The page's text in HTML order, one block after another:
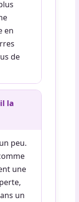
en
de
la
peu.
une
un